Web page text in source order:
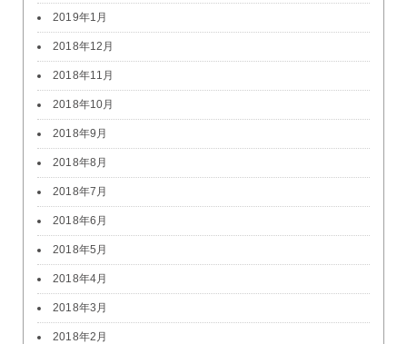
2019年1月
2018年12月
2018年11月
2018年10月
2018年9月
2018年8月
2018年7月
2018年6月
2018年5月
2018年4月
2018年3月
2018年2月